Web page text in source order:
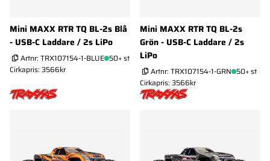
Mini MAXX RTR TQ BL-2s Blå
- USB-C Laddare / 2s LiPo
Artnr: TRX107154-1-BLUE 50+ st
Cirkapris: 3566kr
Mini MAXX RTR TQ BL-2s
Grön - USB-C Laddare / 2s
LiPo
Artnr: TRX107154-1-GRN 50+ st
Cirkapris: 3566kr